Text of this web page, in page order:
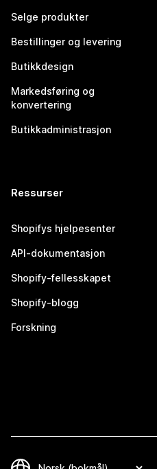
Selge produkter
Bestillinger og levering
Butikkdesign
Markedsføring og
konvertering
Butikkadministrasjon
Ressurser
Shopifys hjelpesenter
API-dokumentasjon
Shopify-fellesskapet
Shopify-blogg
Forskning